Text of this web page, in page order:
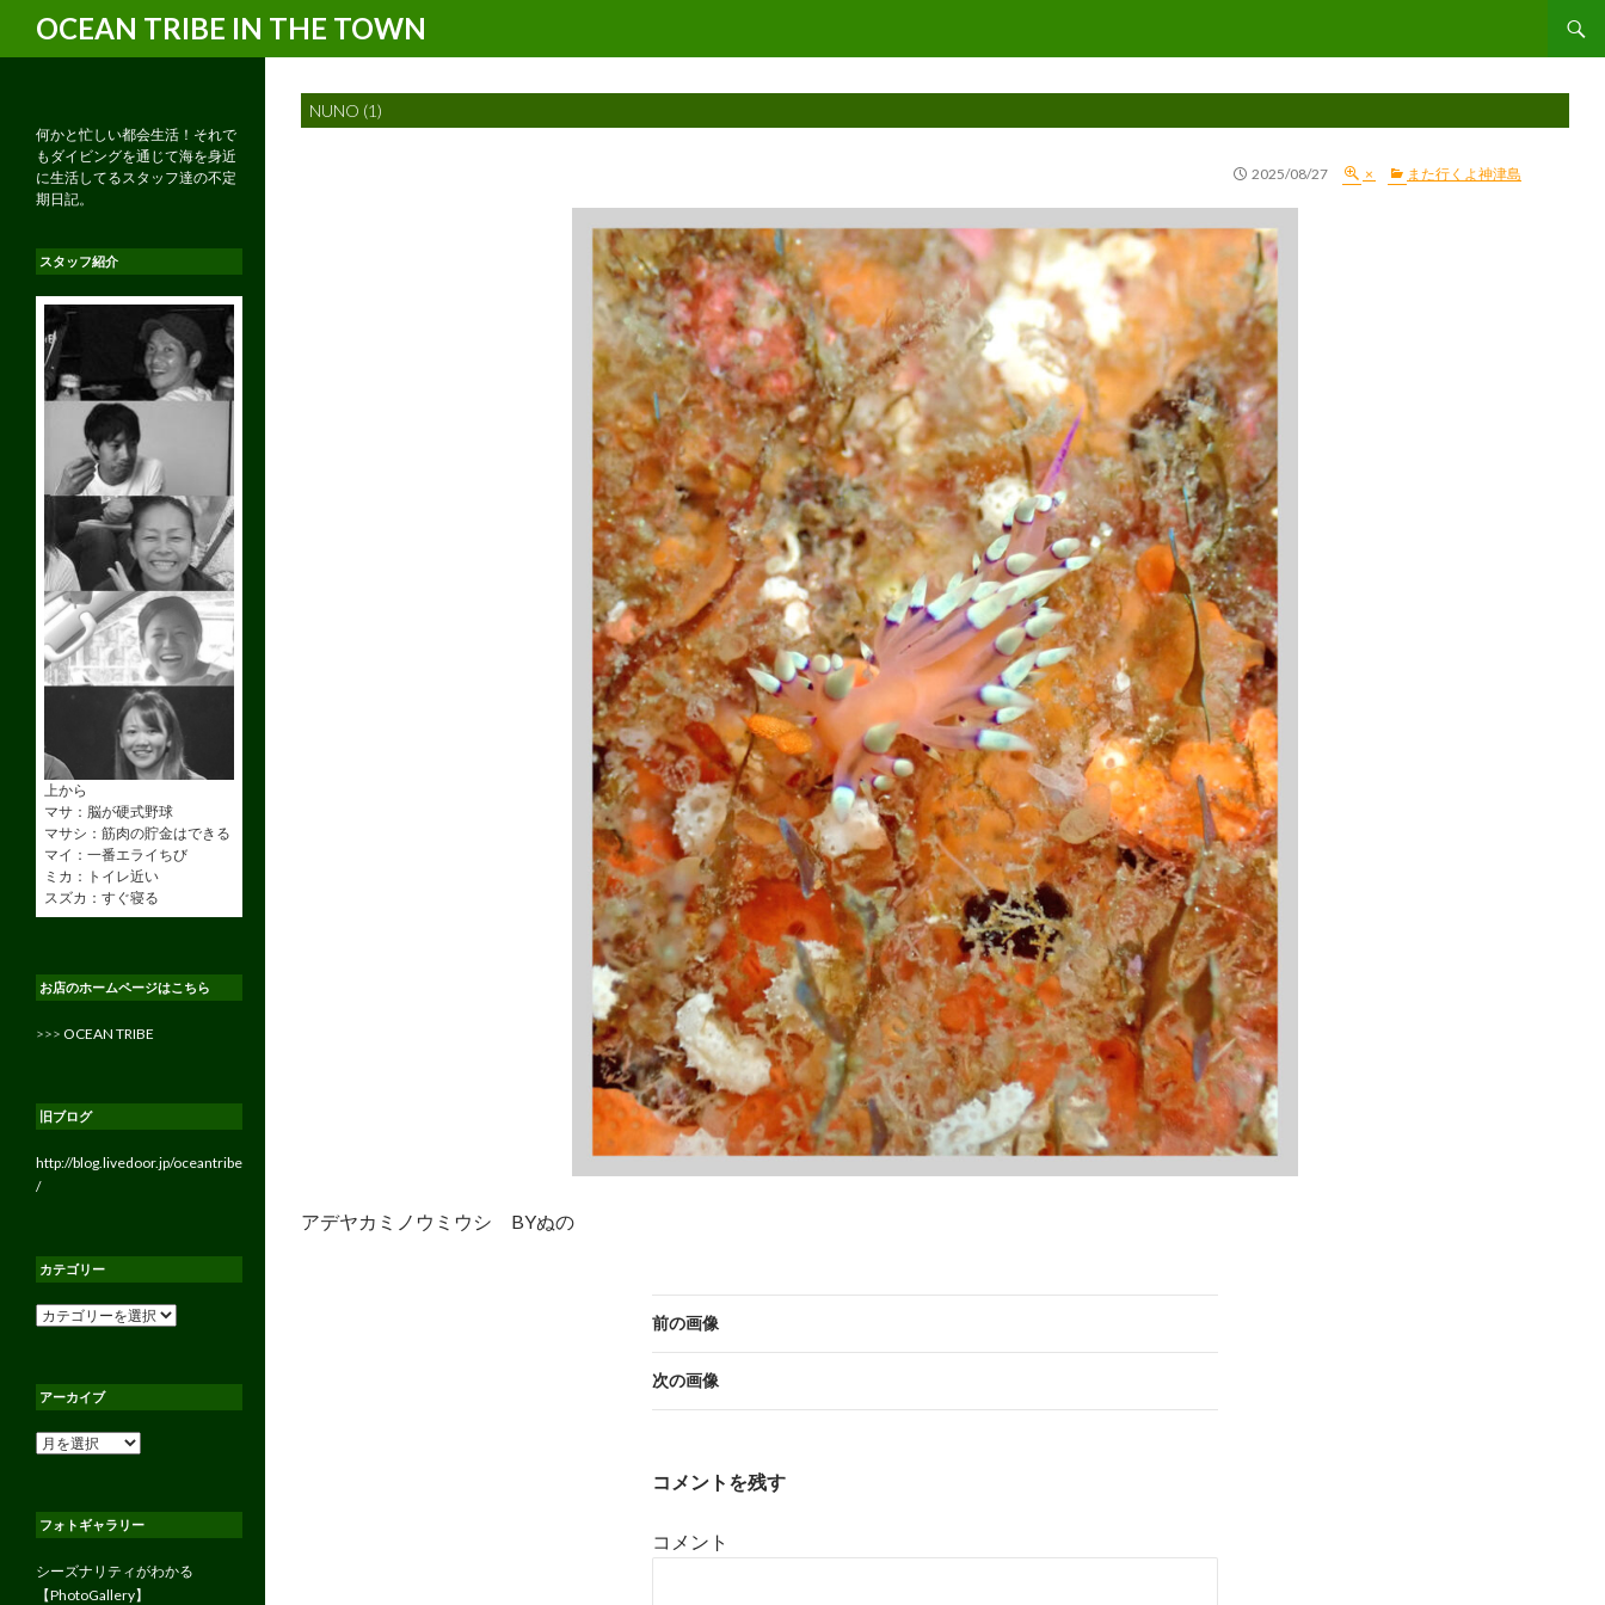
OCEAN TRIBE IN THE TOWN
NUNO (1)
2025/08/27 × また行くよ神津島
アデヤカミノウミウシ BYぬの
前の画像
次の画像
コメントを残す
コメント
何かと忙しい都会生活！それで
もダイビングを通じて海を身近
に生活してるスタッフ達の不定
期日記。
スタッフ紹介
上から
マサ：脳が硬式野球
マサシ：筋肉の貯金はできる
マイ：一番エライちび
ミカ：トイレ近い
スズカ：すぐ寝る
お店のホームページはこちら
>>> OCEAN TRIBE
旧ブログ
http://blog.livedoor.jp/oceantribe
/
カテゴリー
カ
ー
アーカイブ
ア
ブ
フォトギャラリー
シーズナリティがわかる
【PhotoGallery】